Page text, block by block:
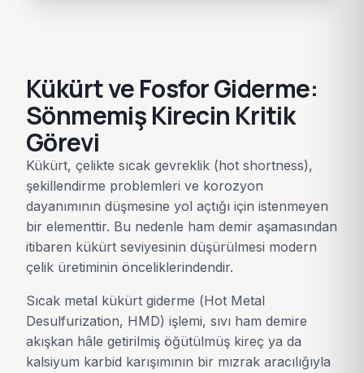
Kükürt ve Fosfor Giderme:
Sönmemiş Kirecin Kritik
Görevi
Kükürt, çelikte sıcak gevreklik (hot shortness),
şekillendirme problemleri ve korozyon
dayanımının düşmesine yol açtığı için istenmeyen
bir elementtir. Bu nedenle ham demir aşamasından
itibaren kükürt seviyesinin düşürülmesi modern
çelik üretiminin önceliklerindendir.
Sıcak metal kükürt giderme (Hot Metal
Desulfurization, HMD) işlemi, sıvı ham demire
akışkan hâle getirilmiş öğütülmüş kireç ya da
kalsiyum karbid karışımının bir mızrak aracılığıyla